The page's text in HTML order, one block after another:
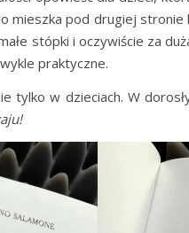
mieszka pod drugiej
stópki i oczywiście za
praktyczne.
tylko w dzieciach. W